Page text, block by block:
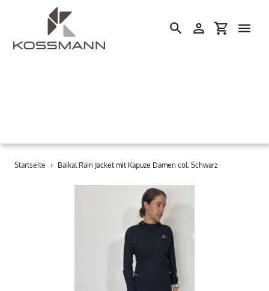
Direkt
SuchenEinloggen
Startseite › Baikal Rain Jacket mit Kapuze Damen col. Schwarz